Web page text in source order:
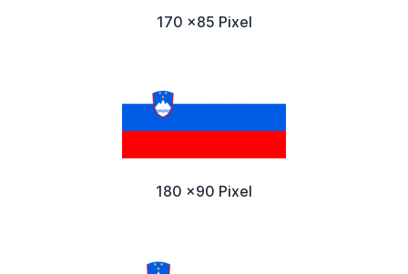
170 x85 Pixel
180 x90 Pixel